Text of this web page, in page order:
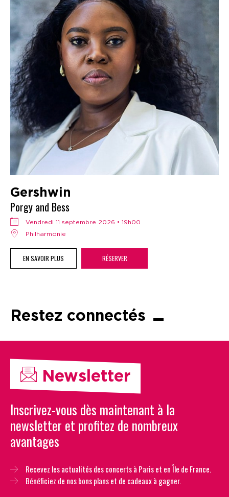
Gershwin
Porgy and Bess
vendredi 11 septembre 2026 • 19h00
Philharmonie
EN SAVOIR PLUS RÉSERVER
Restez connectés
Newsletter
Inscrivez-vous dès maintenant à la
newsletter et profitez de nombreux
avantages
Recevez les actualités des concerts à Paris et en Île de France.
Bénéficiez de nos bons plans et de cadeaux à gagner.